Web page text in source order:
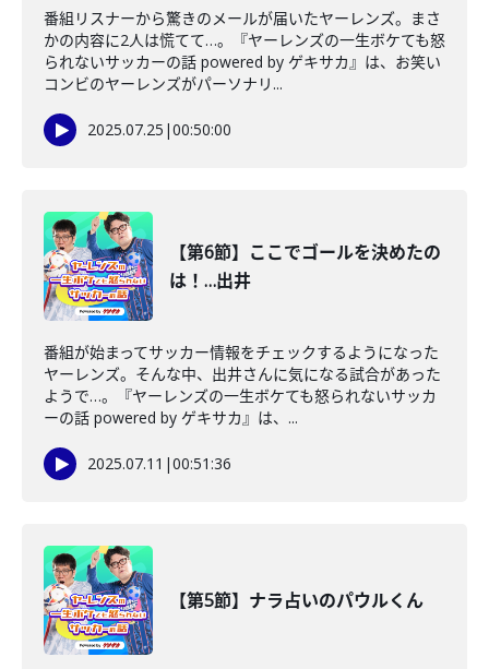
番組リスナーから驚きのメールが届いたヤーレンズ。まさ
かの内容に2人は慌てて…。『ヤーレンズの一生ボケても怒
られないサッカーの話 powered by ゲキサカ』は、お笑い
コンビのヤーレンズがパーソナリ...
2025.07.25 |00:50:00
【第6節】ここでゴールを決めたの
は！…出井
番組が始まってサッカー情報をチェックするようになった
ヤーレンズ。そんな中、出井さんに気になる試合があった
ようで…。『ヤーレンズの一生ボケても怒られないサッカ
ーの話 powered by ゲキサカ』は、...
2025.07.11 |00:51:36
【第5節】ナラ占いのパウルくん